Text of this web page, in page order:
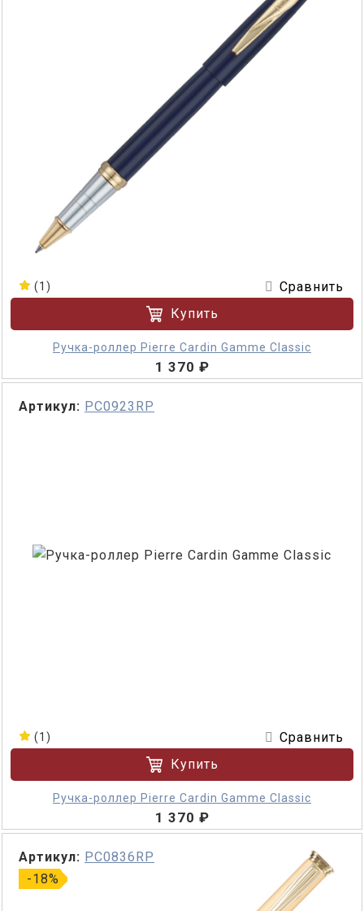
(1)
Сравнить
Купить
Ручка-роллер Pierre Cardin Gamme Classic
1 370 ₽
Артикул: PC0923RP
(1)
Сравнить
Купить
Ручка-роллер Pierre Cardin Gamme Classic
1 370 ₽
-18%
Артикул: PC0836RP